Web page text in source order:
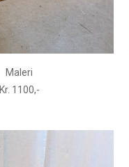
Maleri
Kr. 1100,-